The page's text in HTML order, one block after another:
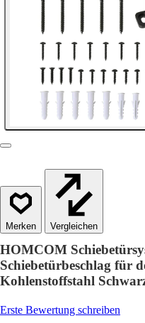
Vergleichen
HOMCOM
Schiebetürbeschlag für
Kohlenstoffstahl
Erste Bewertung schreiben